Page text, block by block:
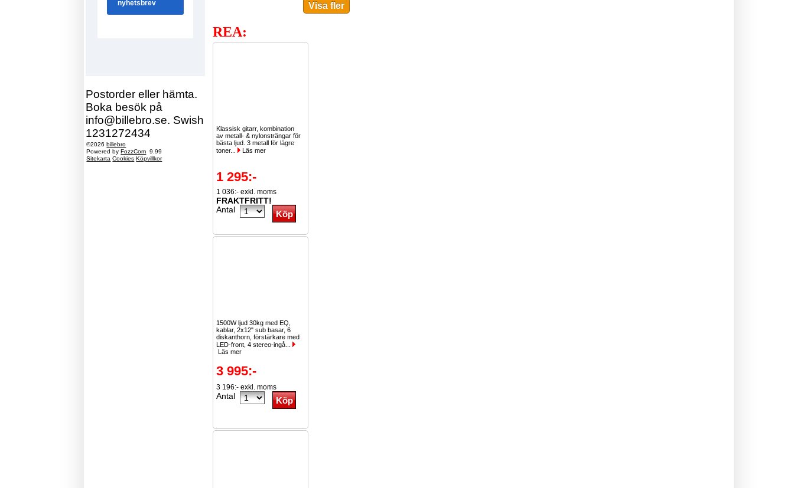
Postorder eller hämta.
Boka besök på
info@billebro.se. Swish
1231272434
©2026billebro
Powered byFozzCom 9.99
Sitekarta Cookies Köpvillkor
REA:
Klassisk gitarr, kombination
av metall- & nylonsträngar för
bästa ljud. 3 metall för lägre
toner...
Läs mer
1 295:-
1 036:- exkl. moms
FRAKTFRITT!
Antal
1500W ljud 30kg med EQ,
kablar, 2x12" sub basar, 6
diskanthorn, förstärkare med
LED-front, 4 stereo-ingå...
Läs mer
3 995:-
3 196:- exkl. moms
Antal